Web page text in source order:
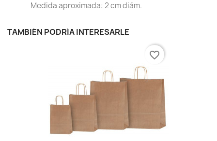
Medida aproximada: 2 cm diám.
TAMBIÉN PODRÍA INTERESARLE
favorite_border